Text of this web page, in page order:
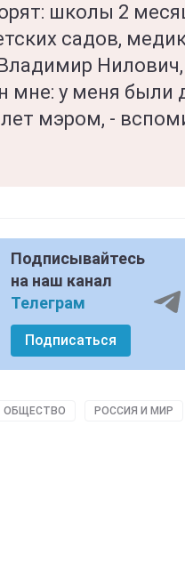
школы 2
садов,
мне: у меня были
лет мэром, -
Подписывайтесь
на наш канал
Телеграм
Подписаться
ОБЩЕСТВО РОССИЯ И МИР